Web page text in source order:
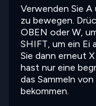
Verwenden Sie
zu bewegen.
OBEN oder W,
SHIFT, um ein Ei
Sie dann erneut
hast nur eine
das Sammeln
bekommen.